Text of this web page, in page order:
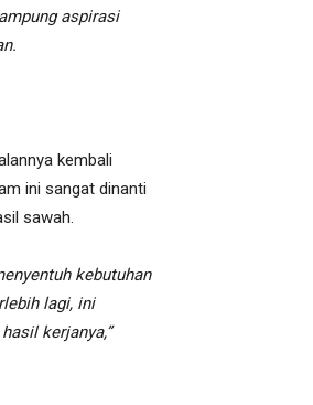
aspirasi
kembali
ini sangat dinanti
sawah.
kebutuhan
lagi, ini
kerjanya,”